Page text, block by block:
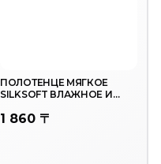
ПОЛОТЕНЦЕ МЯГКОЕ
SILKSOFT ВЛАЖНОЕ И
1 860 〒